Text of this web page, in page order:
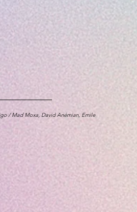
/ Mad Moxa, David Anémian, Emile